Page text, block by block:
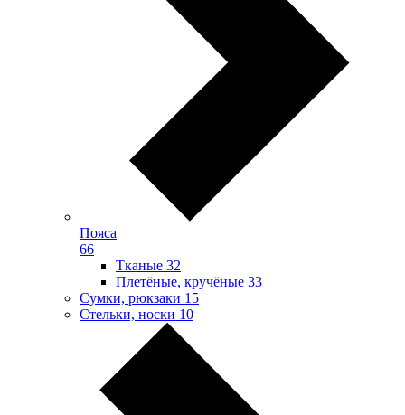
Пояса
66
Тканые 32
Плетёные, кручёные 33
Сумки, рюкзаки 15
Стельки, носки 10